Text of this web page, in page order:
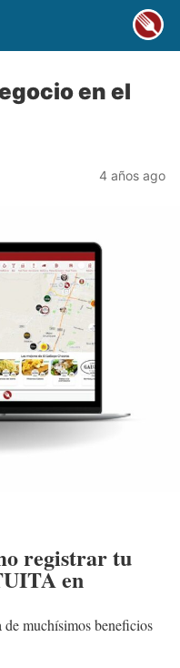
en el
4 años ago
registrar tu
en
muchísimos beneficios